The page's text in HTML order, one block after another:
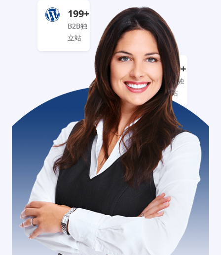
199+
B2B独
立站
999+
B2C独
立站